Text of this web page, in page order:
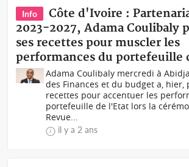
Info
Côte d'Ivoire :
2023-2027, Adama Coulibaly
ses recettes pour muscler les
performances du portefeuille
Adama Coulibaly mercredi à
des Finances et du budget a, hier,
recettes pour accentuer les
portefeuille de l'Etat lors la
Revue...
il y a 2 ans